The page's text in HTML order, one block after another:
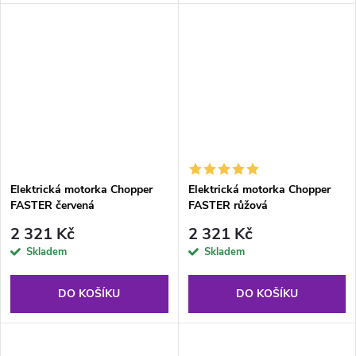
Elektrická motorka Chopper
FASTER červená
2 321 Kč
Skladem
DO KOŠÍKU
Elektrická motorka Chopper
FASTER růžová
2 321 Kč
Skladem
DO KOŠÍKU